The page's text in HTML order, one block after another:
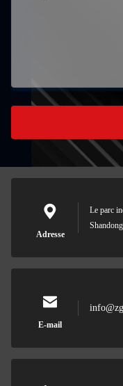
Adresse
Le parc
E-mail